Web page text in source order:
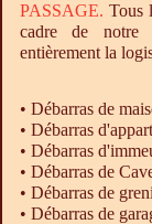
PASSAGE. Tous
cadre de notre
entièrement la
• Débarras de
• Débarras
• Débarras
• Débarras de
• Débarras de
• Débarras de